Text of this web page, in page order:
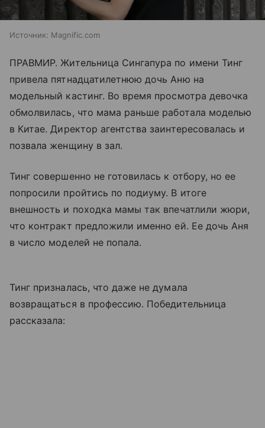
Источник: Magnific.com
ПРАВМИР. Жительница Сингапура по имени Тинг
привела пятнадцатилетнюю дочь Аню на
модельный кастинг. Во время просмотра девочка
обмолвилась, что мама раньше работала моделью
в Китае. Директор агентства заинтересовалась и
позвала женщину в зал.
Тинг совершенно не готовилась к отбору, но ее
попросили пройтись по подиуму. В итоге
внешность и походка мамы так впечатлили жюри,
что контракт предложили именно ей. Ее дочь Аня
в число моделей не попала.
Тинг призналась, что даже не думала
возвращаться в профессию. Победительница
рассказала: